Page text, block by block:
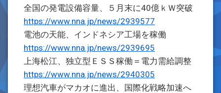
全国の発電設備容量、５月末に40億ｋＷ突破
https://www.nna.jp/news/2939577
電池の天能、インドネシア工場を稼働
https://www.nna.jp/news/2939695
上海松江、独立型ＥＳＳ稼働＝電力需給調整
https://www.nna.jp/news/2940305
理想汽車がマカオに進出、国際化戦略加速へ